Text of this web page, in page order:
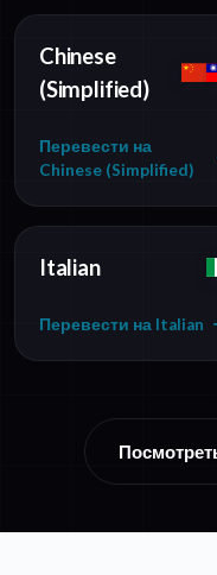
Chinese
(Simplified)
Перевести на
Chinese (Simplified)
Italian
Перевести на Italian